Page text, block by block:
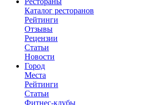
Каталог ресторанов
Рейтинги
Отзывы
Рецензии
Статьи
Новости
Город
Места
Рейтинги
Статьи
Фитнес-клубы